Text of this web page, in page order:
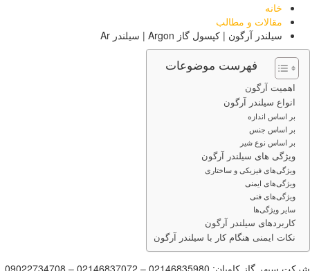
خانه
مقالات و مطالب
سیلندر آرگون | کپسول گاز Argon | سیلندر Ar
فهرست موضوعات
اهمیت آرگون
انواع سیلندر آرگون
بر اساس اندازه
بر اساس جنس
بر اساس نوع شیر
ویژگی های سیلندر آرگون
ویژگی‌های فیزیکی و ساختاری
ویژگی‌های ایمنی
ویژگی‌های فنی
سایر ویژگی‌ها
کاربردهای سیلندر آرگون
نکات ایمنی هنگام کار با سیلندر آرگون
گاز کاویان: 02146835980 – 02146837072 – 09022734708